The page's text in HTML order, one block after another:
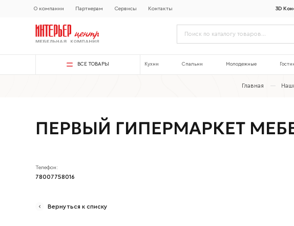
О компании Партнерам Сервисы Контакты 3D
ВСЕ ТОВАРЫ Кухни Спальни Молодежные
Главная
ПЕРВЫЙ ГИПЕРМАРКЕТ
Телефон:
78007758016
Вернуться к списку